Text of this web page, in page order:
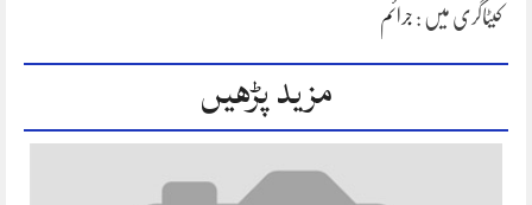
کیٹاگری میں : جرائم
مزید پڑھیں